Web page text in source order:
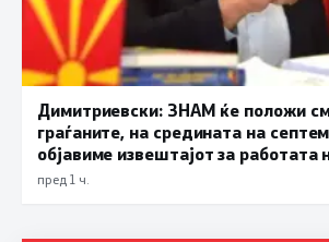
Димитриевски: ЗНАМ ќе положи
граѓаните, на средината на
објавиме извештајот за работата
функционери
пред 1 ч.